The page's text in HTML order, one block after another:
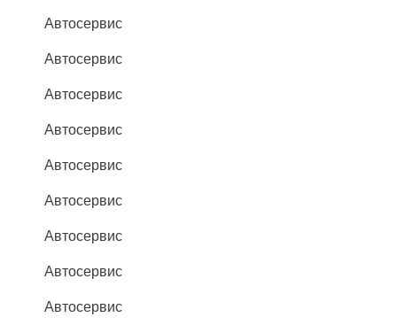
Автосервис
Автосервис
Автосервис
Автосервис
Автосервис
Автосервис
Автосервис
Автосервис
Автосервис